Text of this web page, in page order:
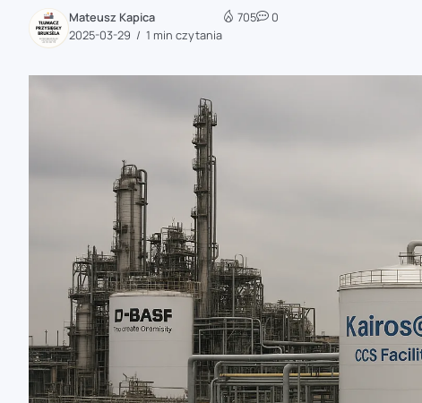
zaobserwuj nas
zaobserwuj nas
Mateusz Kapica
2025-03-29
1 min czytania
705 0